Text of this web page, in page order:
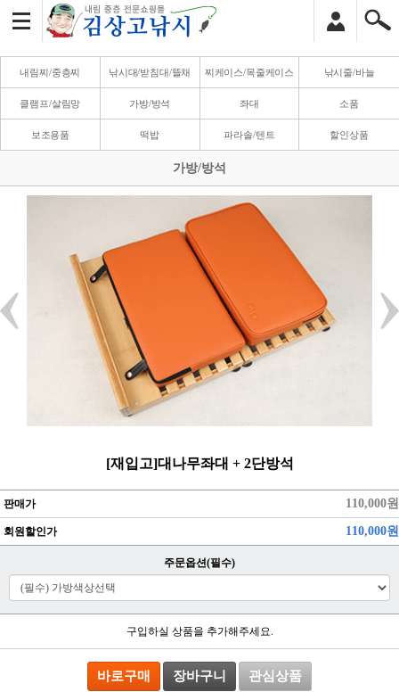
내림찌/중층찌 낚시대/받침대/뜰채 찌케이스/목줄케이스 낚시줄/바늘
클램프/살림망 가방/방석 좌대 소품
보조용품 떡밥 파라솔/텐트 할인상품
가방/방석
[재입고]대나무좌대 + 2단방석
판매가 110,000원
회원할인가 110,000원
주문옵션(필수)
구입하실 상품을 추가해주세요.
바로구매 장바구니 관심상품